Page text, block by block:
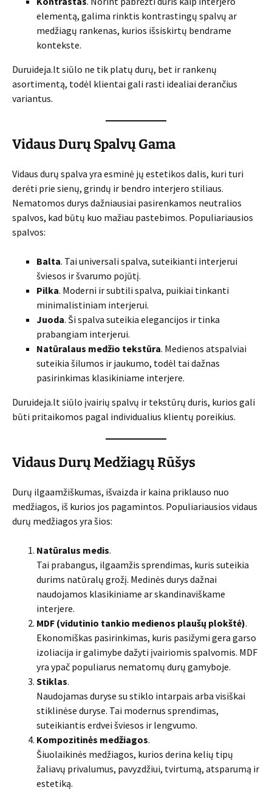
elementą, galima rinktis kontrastingų spalvų ar
medžiagų rankenas, kurios išsiskirtų bendrame
kontekste.
Duruideja.lt siūlo ne tik platų durų, bet ir rankenų
asortimentą, todėl klientai gali rasti idealiai derančius
variantus.
Vidaus Durų Spalvų Gama
Vidaus durų spalva yra esminė jų estetikos dalis, kuri turi
derėti prie sienų, grindų ir bendro interjero stiliaus.
Nematomos durys dažniausiai pasirenkamos neutralios
spalvos, kad būtų kuo mažiau pastebimos. Populiariausios
spalvos:
Balta. Tai universali spalva, suteikianti interjerui
šviesos ir švarumo pojūtį.
Pilka. Moderni ir subtili spalva, puikiai tinkanti
minimalistiniam interjerui.
Juoda. Ši spalva suteikia elegancijos ir tinka
prabangiam interjerui.
Natūralaus medžio tekstūra. Medienos atspalviai
suteikia šilumos ir jaukumo, todėl tai dažnas
pasirinkimas klasikiniame interjere.
Duruideja.lt siūlo įvairių spalvų ir tekstūrų duris, kurios gali
būti pritaikomos pagal individualius klientų poreikius.
Vidaus Durų Medžiagų Rūšys
Durų ilgaamžiškumas, išvaizda ir kaina priklauso nuo
medžiagos, iš kurios jos pagamintos. Populiariausios vidaus
durų medžiagos yra šios:
Natūralus medis.
Tai prabangus, ilgaamžis sprendimas, kuris suteikia
durims natūralų grožį. Medinės durys dažnai
naudojamos klasikiniame ar skandinaviškame
interjere.
MDF (vidutinio tankio medienos plaušų plokštė).
Ekonomiškas pasirinkimas, kuris pasižymi gera garso
izoliacija ir galimybe dažyti įvairiomis spalvomis. MDF
yra ypač populiarus nematomų durų gamyboje.
Stiklas.
Naudojamas duryse su stiklo intarpais arba visiškai
stiklinėse duryse. Tai modernus sprendimas,
suteikiantis erdvei šviesos ir lengvumo.
Kompozitinės medžiagos.
Šiuolaikinės medžiagos, kurios derina kelių tipų
žaliavų privalumus, pavyzdžiui, tvirtumą, atsparumą ir
estetiką.